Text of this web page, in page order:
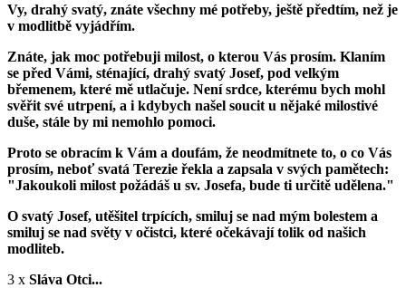
Vy, drahý svatý, znáte všechny mé potřeby, ještě předtím, než je
v modlitbě vyjádřím.
Znáte, jak moc potřebuji milost, o kterou Vás prosím. Klaním
se před Vámi, sténající, drahý svatý Josef, pod velkým
břemenem, které mě utlačuje. Není srdce, kterému bych mohl
svěřit své utrpení, a i kdybych našel soucit u nějaké milostivé
duše, stále by mi nemohlo pomoci.
Proto se obracím k Vám a doufám, že neodmítnete to, o co Vás
prosím, neboť svatá Terezie řekla a zapsala v svých pamětech:
"Jakoukoli milost požádáš u sv. Josefa, bude ti určitě udělena."
O svatý Josef, utěšitel trpících, smiluj se nad mým bolestem a
smiluj se nad světy v očistci, které očekávají tolik od našich
modliteb.
3 x Sláva Otci...